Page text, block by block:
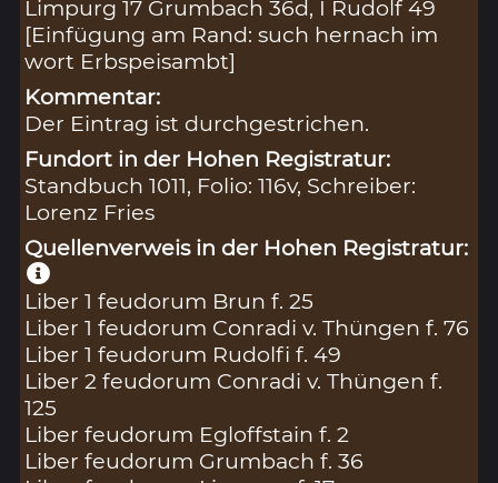
Limpurg 17 Grumbach 36d, I Rudolf 49
[Einfügung am Rand: such hernach im
wort Erbspeisambt]
Kommentar:
Der Eintrag ist durchgestrichen.
Fundort in der Hohen Registratur:
Standbuch 1011, Folio: 116v, Schreiber:
Lorenz Fries
Quellenverweis in der Hohen Registratur:
Liber 1 feudorum Brun f. 25
Liber 1 feudorum Conradi v. Thüngen f. 76
Liber 1 feudorum Rudolfi f. 49
Liber 2 feudorum Conradi v. Thüngen f.
125
Liber feudorum Egloffstain f. 2
Liber feudorum Grumbach f. 36